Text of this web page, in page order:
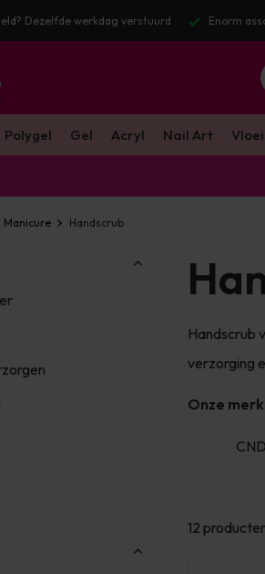
& alle bekende merken Gratis
Polygel Gel Acryl Nail Art
Manicure Handscrub
Handscrub
verzorging
Onze
CND
12